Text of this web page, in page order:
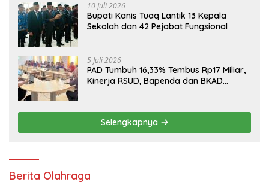
10 Juli 2026
Bupati Kanis Tuaq Lantik 13 Kepala
Sekolah dan 42 Pejabat Fungsional
5 Juli 2026
PAD Tumbuh 16,33% Tembus Rp17 Miliar,
Kinerja RSUD, Bapenda dan BKAD
Selengkapnya
Berita Olahraga